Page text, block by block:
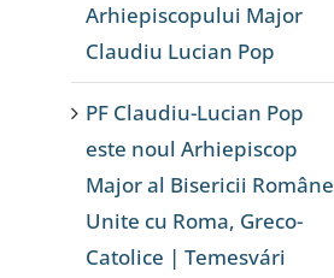
Arhiepiscopului Major
Claudiu Lucian Pop
PF Claudiu-Lucian Pop
este noul Arhiepiscop
Major al Bisericii Române
Unite cu Roma, Greco-
Catolice | Temesvári